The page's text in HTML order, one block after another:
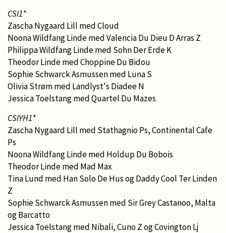
CSI1*
Zascha Nygaard Lill med Cloud
Noona Wildfang Linde med Valencia Du Dieu D Arras Z
Philippa Wildfang Linde med Sohn Der Erde K
Theodor Linde med Choppine Du Bidou
Sophie Schwarck Asmussen med Luna S
Olivia Strøm med Landlyst's Diadee N
Jessica Toelstang med Quartel Du Mazes
CSIYH1*
Zascha Nygaard Lill med Stathagnio Ps, Continental Cafe
Ps
Noona Wildfang Linde med Holdup Du Bobois
Theodor Linde med Mad Max
Tina Lund med Han Solo De Hus og Daddy Cool Ter Linden
Z
Sophie Schwarck Asmussen med Sir Grey Castanoo, Malta
og Barcatto
Jessica Toelstang med Nibali, Cuno Z og Covington Lj